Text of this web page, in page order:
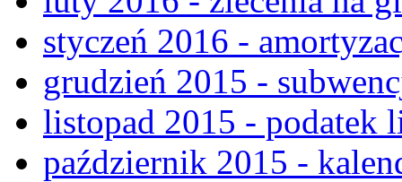
styczeń 2016 -
grudzień 2015 -
listopad 2015 - podatek
październik 2015 -